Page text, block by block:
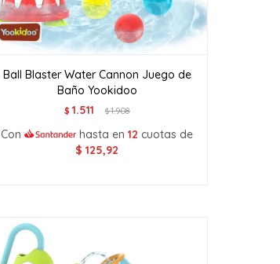
Ball Blaster Water Cannon Juego de
Baño Yookidoo
$ 1.511 $1.908
Con hasta en12 cuotas de
$ 125,92